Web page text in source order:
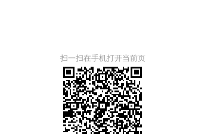
扫一扫在手机打开当前页